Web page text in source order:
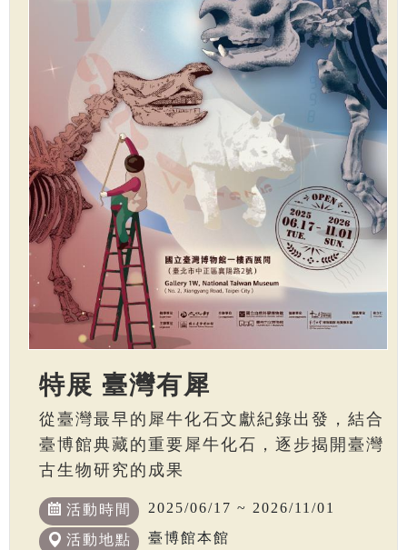
特展 臺灣有犀
從臺灣最早的犀牛化石文獻紀錄出發，結合
臺博館典藏的重要犀牛化石，逐步揭開臺灣
古生物研究的成果
活動時間 2025/06/17 ~ 2026/11/01
活動地點 臺博館本館